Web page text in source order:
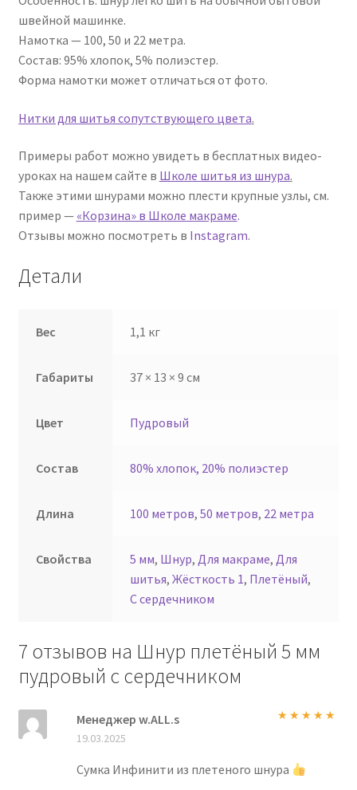
швейной машинке.
Намотка — 100, 50 и 22 метра.
Состав: 95% хлопок, 5% полиэстер.
Форма намотки может отличаться от фото.
Нитки для шитья сопутствующего цвета.
Примеры работ можно увидеть в бесплатных видео-
уроках на нашем сайте в Школе шитья из шнура.
Также этими шнурами можно плести крупные узлы, см.
пример — «Корзина» в Школе макраме.
Отзывы можно посмотреть в Instagram.
Детали
Вес 1,1 кг
Габариты 37 × 13 × 9 см
Цвет Пудровый
Состав 80% хлопок, 20% полиэстер
Длина 100 метров,50 метров, 22 метра
Свойства 5 мм, Шнур, Для макраме, Для
шитья,Жёсткость 1, Плетёный,
С сердечником
7 отзывов на Шнур плетёный 5 мм
пудровый с сердечником
Менеджер w.ALL.s
19.03.2025
Сумка Инфинити из плетеного шнура